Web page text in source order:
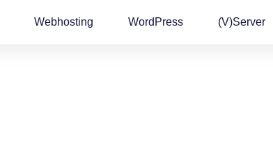
Webhosting WordPress (v)Server